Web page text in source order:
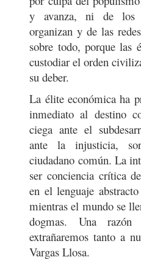
y avanza, ni de los
organizan y de las
sobre todo, porque las
custodiar el orden
su deber.
La élite económica ha
inmediato al destino
ciega ante el
ante la injusticia,
ciudadano común. La
ser conciencia crítica
en el lenguaje
mientras el mundo se
dogmas. Una
extrañaremos tanto a
Vargas Llosa.